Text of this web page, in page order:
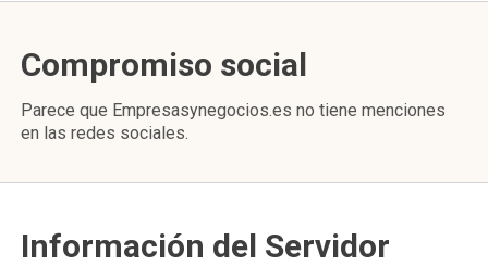
Compromiso social
Parece que Empresasynegocios.es no tiene menciones
en las redes sociales.
Información del Servidor